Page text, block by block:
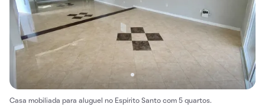
Casa mobiliada para aluguel no Espírito Santo com 5 quartos.